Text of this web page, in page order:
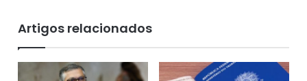
a
r
o
m
G
Artigos relacionados